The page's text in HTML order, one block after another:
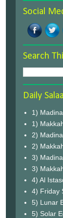
Social
Search
Daily